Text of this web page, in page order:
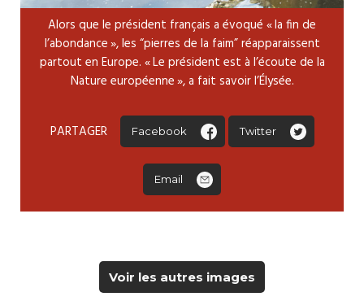
Alors que le président français a évoqué « la fin de
l’abondance », les “pierres de la faim” réapparaissent
partout en Europe. « Le président est à l’écoute de la
Nature européenne », a fait savoir l’Élysée.
PARTAGER Facebook Twitter
Email
Voir les autres images